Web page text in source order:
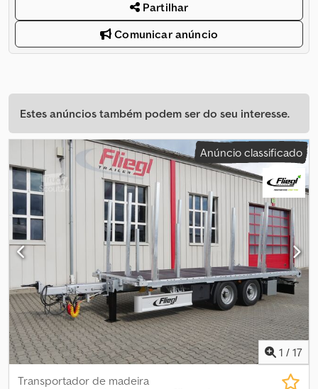
Partilhar
Comunicar anúncio
Estes anúncios também podem ser do seu interesse.
Anúncio classificado
1 / 17
Transportador de madeira